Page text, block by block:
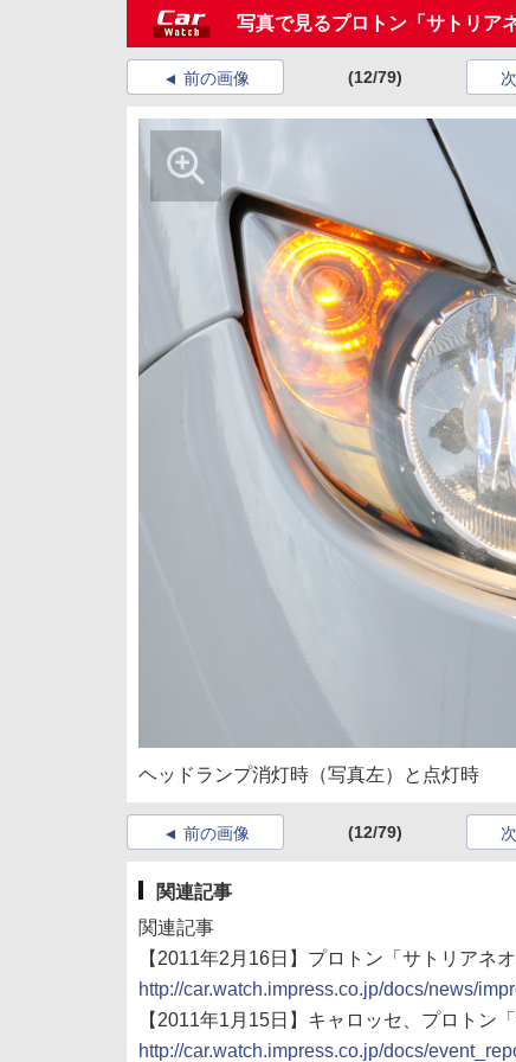
写真で見るプロトン「サトリア
前の画像 (12/79)
ヘッドランプ消灯時（写真左）と点灯時
前の画像 (12/79)
関連記事
関連記事
【2011年2月16日】プロトン「サトリアネオ
http://car.watch.impress.co.jp/docs/news/
【2011年1月15日】キャロッセ、プロトン
http://car.watch.impress.co.jp/docs/